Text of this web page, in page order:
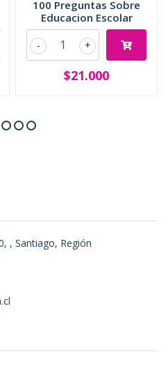
100 Preguntas Sobre
Educacion Escolar
+
-
$21.000
, Santiago, Región